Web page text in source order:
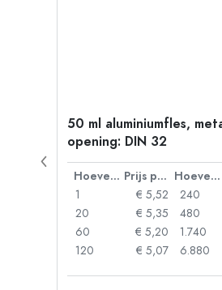
50 ml aluminiumfles,
opening: DIN 32
Hoeveelheid Prijs per eenheid Hoeveelheid
1
€ 5,52
20
€ 5,35
60
€ 5,20
120
€ 5,07
240
480
1.740
6.880